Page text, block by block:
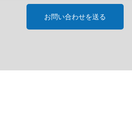
お問い合わせを送る